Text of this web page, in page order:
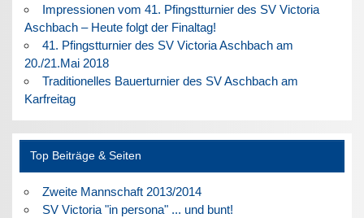
Impressionen vom 41. Pfingstturnier des SV Victoria
Aschbach – Heute folgt der Finaltag!
41. Pfingstturnier des SV Victoria Aschbach am
20./21.Mai 2018
Traditionelles Bauerturnier des SV Aschbach am
Karfreitag
Top Beiträge & Seiten
Zweite Mannschaft 2013/2014
SV Victoria "in persona" ... und bunt!